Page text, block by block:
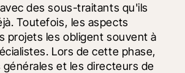
des sous-traitants qu'ils
Toutefois, les aspects
projets les obligent souvent à
Lors de cette phase,
et les directeurs de